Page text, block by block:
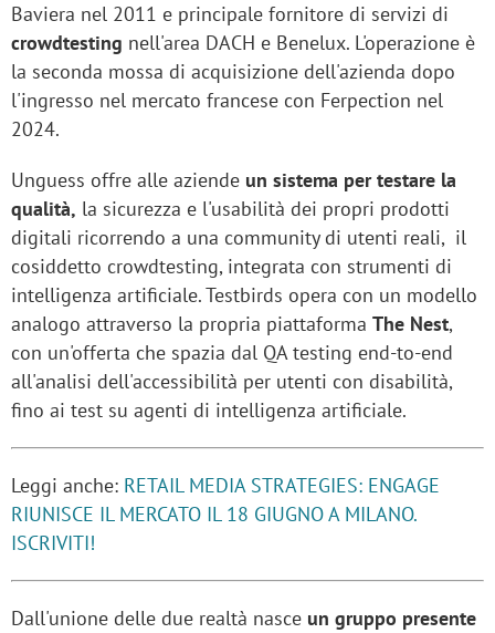
Baviera nel 2011 e principale fornitore di servizi di
crowdtesting nell'area DACH e Benelux. L'operazione è
la seconda mossa di acquisizione dell'azienda dopo
l'ingresso nel mercato francese con Ferpection nel
2024.
Unguess offre alle aziende un sistema per testare la
qualità, la sicurezza e l'usabilità dei propri prodotti
digitali ricorrendo a una community di utenti reali, il
cosiddetto crowdtesting, integrata con strumenti di
intelligenza artificiale. Testbirds opera con un modello
analogo attraverso la propria piattaforma The Nest,
con un'offerta che spazia dal QA testing end-to-end
all'analisi dell'accessibilità per utenti con disabilità,
fino ai test su agenti di intelligenza artificiale.
Leggi anche: RETAIL MEDIA STRATEGIES: ENGAGE
RIUNISCE IL MERCATO IL 18 GIUGNO A MILANO.
ISCRIVITI!
Dall'unione delle due realtà nasce un gruppo presente